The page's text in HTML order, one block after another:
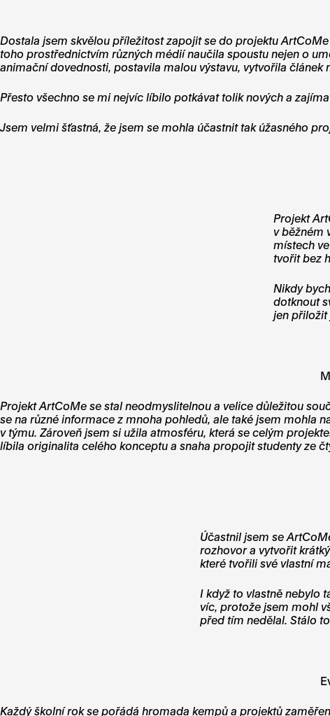
Dostala jsem skvělou příležitost zapojit se do projektu
toho prostřednictvím různých médií naučila spoustu nejen o
animační dovednosti, postavila malou výstavu, vytvořila
Přesto všechno se mi nejvíc líbilo potkávat tolik nových a
Jsem velmi šťastná, že jsem se mohla účastnit tak úžasného
Projekt
v běžném
místech
tvořit bez
Nikdy
dotknout
jen přiložit
Projekt ArtCoMe se stal neodmyslitelnou a velice důležitou
se na různé informace z mnoha pohledů, ale také jsem mohla
v týmu. Zároveň jsem si užila atmosféru, která se celým
líbila originalita celého konceptu a snaha propojit studenty ze
Účastnil jsem se
rozhovor a vytvořit
které tvořili své vlastní
I když to vlastně nebylo
víc, protože jsem mohl
před tím nedělal. Stálo
Každý školní rok se pořádá hromada kempů a projektů